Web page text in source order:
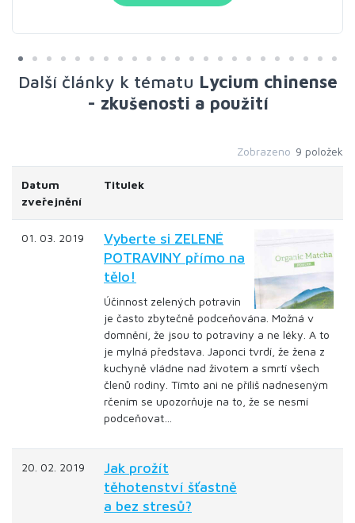
Další články k tématu Lycium chinense
- zkušenosti a použití
Zobrazeno 9 položek
Datum
zveřejnění
Titulek
01. 03. 2019
Vyberte si ZELENÉ
POTRAVINY přímo na
tělo!
Účinnost zelených potravin
je často zbytečně podceňována. Možná v
domnění, že jsou to potraviny a ne léky. A to
je mylná představa. Japonci tvrdí, že žena z
kuchyně vládne nad životem a smrtí všech
členů rodiny. Tímto ani ne příliš nadneseným
rčením se upozorňuje na to, že se nesmí
podceňovat…
20. 02. 2019
Jak prožít
těhotenství šťastně
a bez stresů?